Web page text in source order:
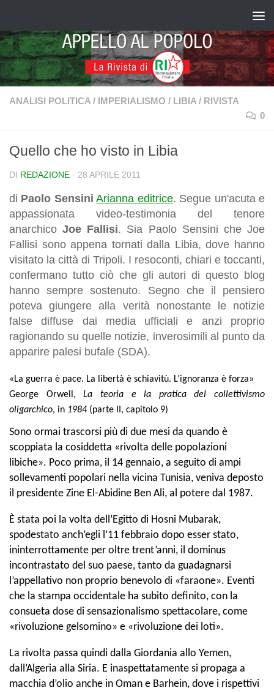
ANALISI POLITICA / IMPERIALISMO / LIBIA / RIVISTA
0
Quello che ho visto in Libia
DI REDAZIONE · 28 APRILE 2011
di Paolo Sensini Arianna editrice. Segue un'acuta e
appassionata video-testimonia del tenore
anarchicoJoe Fallisi. Sia Paolo Sensini che Joe
Fallisi sono appena tornati dalla Libia, dove hanno
visitato la città di Tripoli. I resoconti, chiari e toccanti,
confermano tutto ciò che gli autori di questo blog
hanno sempre sostenuto. Segno che il pensiero
poteva giungere alla verità nonostante le notizie
false diffuse dai media ufficiali e anzi proprio
ragionando su quelle notizie, inverosimili al punto da
apparire palesi bufale (SDA).
«La guerra è pace. La libertà è schiavitù. L’ignoranza è forza»
George Orwell,La teoria e la pratica del collettivismo
oligarchico, in 1984 (parte II, capitolo 9)
Sono ormai trascorsi più di due mesi da quando è
scoppiata la cosiddetta «rivolta delle popolazioni
libiche». Poco prima, il 14 gennaio, a seguito di ampi
sollevamenti popolari nella vicina Tunisia, veniva deposto
il presidente Zine El-Abidine Ben Ali, al potere dal 1987.
È stata poi la volta dell’Egitto di Hosni Mubarak,
spodestato anch’egli l’11 febbraio dopo esser stato,
ininterrottamente per oltre trent’anni, il dominus
incontrastato del suo paese, tanto da guadagnarsi
l’appellativo non proprio benevolo di «faraone». Eventi
che la stampa occidentale ha subito definito, con la
consueta dose di sensazionalismo spettacolare, come
«rivoluzione gelsomino» e «rivoluzione dei loti».
La rivolta passa quindi dalla Giordania allo Yemen,
dall’Algeria alla Siria. E inaspettatamente si propaga a
macchia d’olio anche in Oman e Barhein, dove i rispettivi